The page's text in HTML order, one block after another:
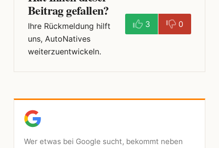
Beitrag gefallen?
Ihre Rückmeldung hilft
uns, AutoNatives
weiterzuentwickeln.
3 0
Wer etwas bei Google sucht, bekommt neben